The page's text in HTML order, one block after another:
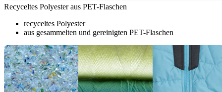
Recyceltes Polyester aus PET-Flaschen
recyceltes Polyester
aus gesammelten und gereinigten PET-Flaschen